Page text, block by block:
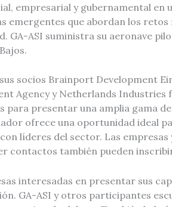
empresarial y gubernamental
emergentes que abordan los
GA-ASI suministra su aeronave
socios Brainport Development
Agency y Netherlands Industries
para presentar una amplia gama
ofrece una oportunidad ideal
líderes del sector. Las
contactos también pueden
interesadas en presentar sus
GA-ASI y otros participantes